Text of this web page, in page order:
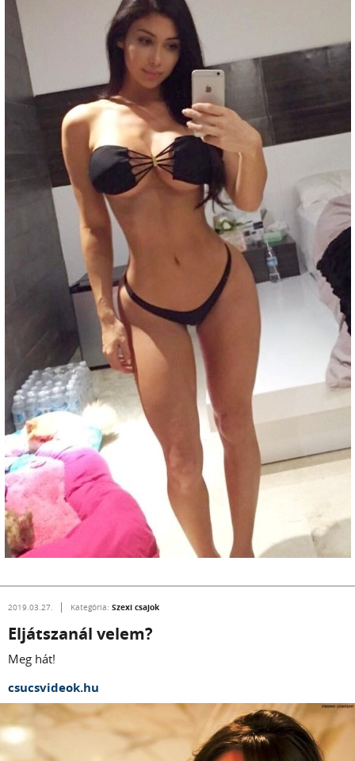
2019.03.27. Kategória: Szexi csajok
Eljátszanál velem?
Meg hát!
csucsvideok.hu